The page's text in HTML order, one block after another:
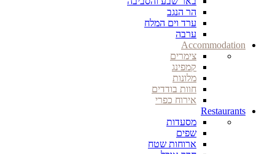
הר הנגב
ערד וים המלח
ערבה
Accommodation
צימרים
קמפינג
מלונות
חוות בודדים
אירוח כפרי
Restaurants
מסעדות
שפים
ארוחות שטח